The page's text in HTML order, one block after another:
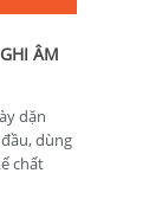
ÂM
dặn
dùng
chất